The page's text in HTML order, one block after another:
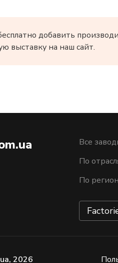
добавить
выставку на наш сайт.
Все
По
По
2026